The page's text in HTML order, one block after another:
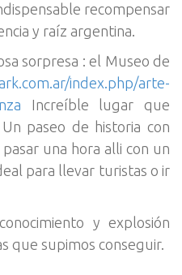
recompensar
y raíz argentina.
sorpresa : el Museo de
index.php/arte-
Increíble lugar que
paseo de historia con
una hora alli con un
para llevar turistas o ir
y explosión
que supimos conseguir.